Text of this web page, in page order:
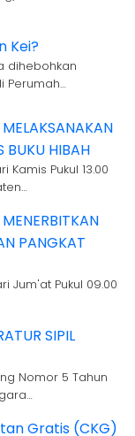
Kei?
dihebohkan
Perumah…
BUKU HIBAH
Pukul 13.00
PANGKAT
Jum'at Pukul 09.00
SIPIL
Nomor 5 Tahun
Gratis (CKG)